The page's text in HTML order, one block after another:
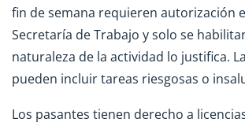
fin de semana requieren autorización
Secretaría de Trabajo y solo se
naturaleza de la actividad lo justifica.
pueden incluir tareas riesgosas o
Los pasantes tienen derecho a